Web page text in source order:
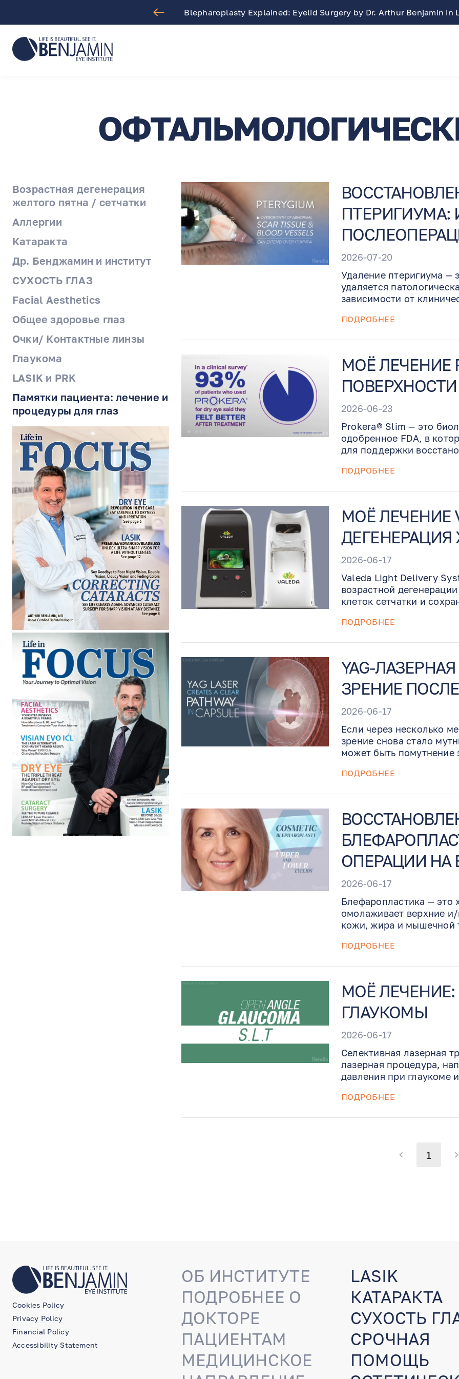
Blepharoplasty Explained: Eyelid Surgery by Dr. Arthur Benjamin in
Возрастная дегенерация
желтого пятна / сетчатки
Аллергии
Катаракта
Др. Бенджамин и институт
СУХОСТЬ ГЛАЗ
Facial Aesthetics
Общее здоровье глаз
Очки/ Контактные линзы
Глаукома
LASIK и PRK
Памятки пациента: лечение и
процедуры для глаз
ПТЕРИГИУМА:
2026-07-20
Удаление птеригиума —
удаляется
зависимости от
амниотической
ультрафиолета крайне
восстановлению и
ПОДРОБНЕЕ
МОЁ ЛЕЧЕНИЕ
ПОВЕРХНОСТИ
2026-06-23
Prokera® Slim — это
одобренное FDA, в
для поддержки
восстановить
кабинете врача,
удаляется доктором
ПОДРОБНЕЕ
МОЁ ЛЕЧЕНИЕ
2026-06-17
Valeda Light Delivery
возрастной
клеток сетчатки и
воздействие
ПОДРОБНЕЕ
YAG-
ЗРЕНИЕ
2026-06-17
Если через несколько
зрение снова стало
может быть помутнение
поддающееся лечению
помогая быстро
ПОДРОБНЕЕ
ОПЕРАЦИИ НА
2026-06-17
Блефаропластика — это
омолаживает верхние
кожи, жира и мышечной
снятие швов,
ПОДРОБНЕЕ
МОЁ
ГЛАУКОМЫ
2026-06-17
Селективная лазерная
лазерная процедура,
давления при глаукоме
применяется поэтапная
ПОДРОБНЕЕ
1
Cookies Policy
Privacy Policy
Financial Policy
Accessibility Statement
ОБ ИНСТИТУТЕ
ПОДРОБНЕЕ О
ДОКТОРЕ
ПАЦИЕНТАМ
МЕДИЦИНСКОЕ
LASIK
КАТАРАКТА
СУХОСТЬ
СРОЧНАЯ
ПОМОЩЬ